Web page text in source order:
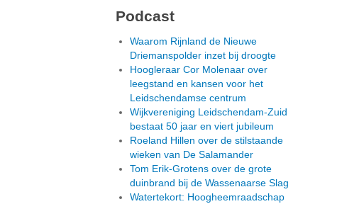
Podcast
Waarom Rijnland de Nieuwe
Driemanspolder inzet bij droogte
Hoogleraar Cor Molenaar over
leegstand en kansen voor het
Leidschendamse centrum
Wijkvereniging Leidschendam-Zuid
bestaat 50 jaar en viert jubileum
Roeland Hillen over de stilstaande
wieken van De Salamander
Tom Erik-Grotens over de grote
duinbrand bij de Wassenaarse Slag
Watertekort: Hoogheemraadschap